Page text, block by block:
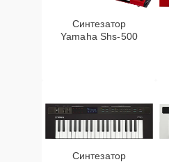
Синтезатор
Yamaha Shs-500
Синтезатор